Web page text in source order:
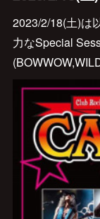
2023/2/18(土)は
力なSpecial